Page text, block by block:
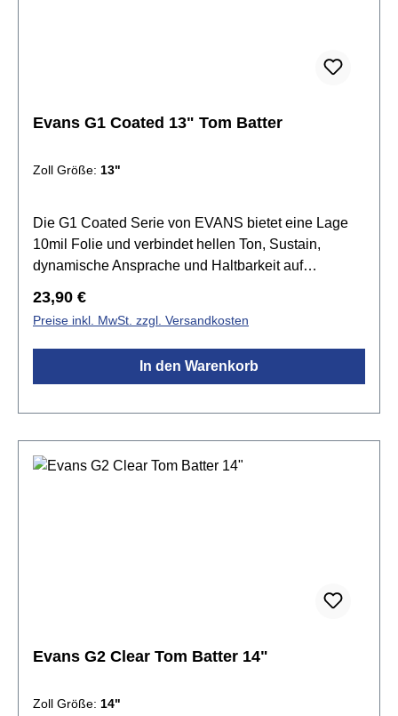
Evans G1 Coated 13" Tom Batter
Zoll Größe: 13"
Die G1 Coated Serie von EVANS bietet eine Lage
10mil Folie und verbindet hellen Ton, Sustain,
dynamische Ansprache und Haltbarkeit auf
Standard für einen offenen und ausdrucksvollen
Sound. Tief gestimmt produziert sie einen grollenden
Rumble, der den natürlichen Sound des Kessels
betont. Die beschichtete Version liefert zusätzliche
13"beschichteteinlagig 1x 10mil Folieoffener und
360 Technologie
Regulärer Preis:
23,90 €
Preise inkl. MwSt. zzgl. Versandkosten
In den Warenkorb
Evans G2 Clear Tom Batter 14"
Zoll Größe: 14"